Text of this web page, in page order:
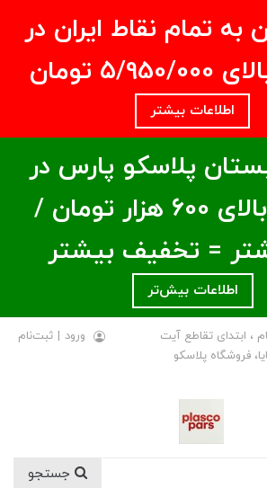
به تمام نقاط ایران در
تومان
اطلاعات بیشتر
پلاسکو پارس در
خریدهای بالای ۶00 هزار تومان /
= تخفیف بیشتر
اطلاعات بیش‌تر
، ابتدای تقاطع آیت
فروشگاه پلاسکو
ورود | ثبت‌نام